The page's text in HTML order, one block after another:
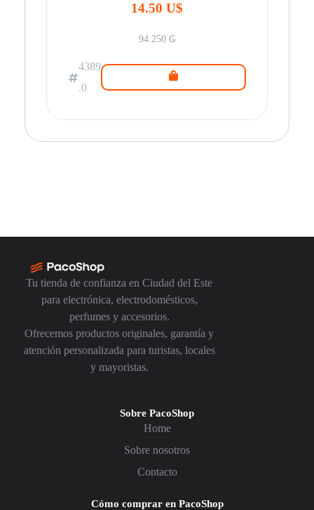
14.50 U$
94.250 ₲
4389
.0
Tu tienda de confianza en Ciudad del Este
para electrónica, electrodomésticos,
perfumes y accesorios.
Ofrecemos productos originales, garantía y
atención personalizada para turistas, locales
y mayoristas.
Sobre PacoShop
Home
Sobre nosotros
Contacto
Cómo comprar en PacoShop